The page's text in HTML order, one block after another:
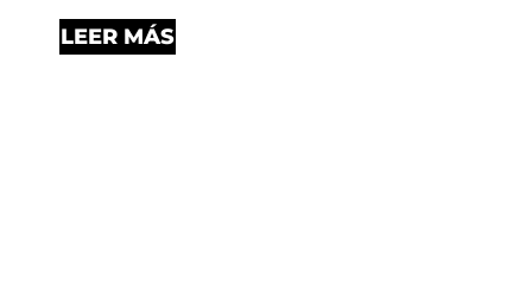
LEER MÁS